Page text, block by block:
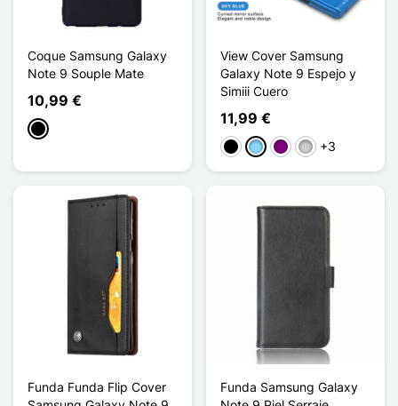
Coque Samsung Galaxy
Note 9 Souple Mate
10,99 €
Negro
View Cover Samsung
Galaxy Note 9 Espejo y
Simiii Cuero
11,99 €
NegroAzul claro
Púrpura
Plata+3
Funda Funda Flip Cover
Funda Samsung Galaxy